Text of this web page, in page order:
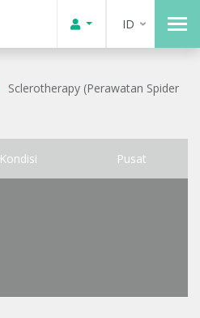
ID
Sclerotherapy (Perawatan Spider
Kondisi Pusat